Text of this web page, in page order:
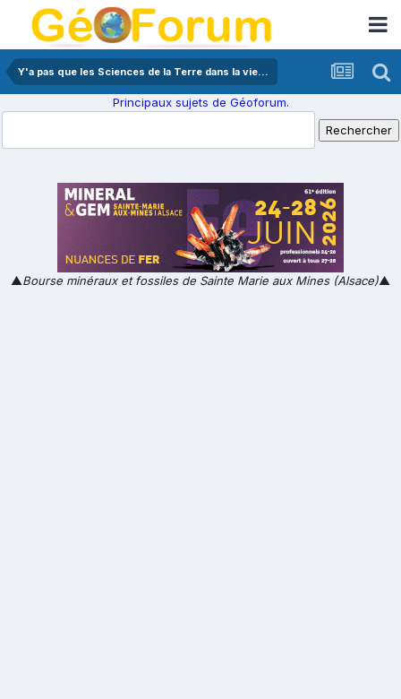
Y'a pas que les Sciences de la Terre dans la vie...
Principaux sujets de Géoforum.
▲Bourse minéraux et fossiles de Sainte Marie aux Mines (Alsace)▲